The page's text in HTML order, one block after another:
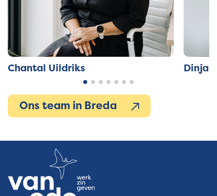
Chantal Uildriks Dinja
Ons team in Breda